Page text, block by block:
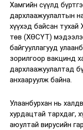
Хамгийн сүүлд
дархлаажуулалтын
хүүхэд байсан
төв (ХӨСҮТ)
байгууллагууд
зорилгоор вакцинд
дархлаажуулалтад
анхааруулж байна.
Улаанбурхан нь
хурдацтай тархдаг,
аюултай вирусийн